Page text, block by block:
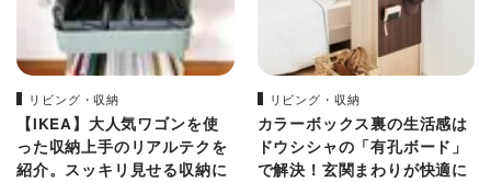
リビング・収納
【IKEA】大人気ワゴンを使
った収納上手のリアルテクを
紹介。スッキリ見せる収納に
リビング・収納
カラーボックス裏の生活感は
ドウシシャの「有孔ボード」
で解決！玄関まわりが快適に